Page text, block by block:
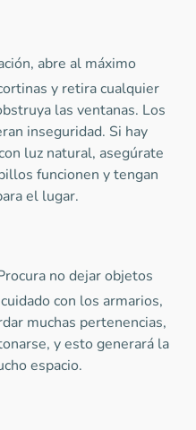
abre al máximo
y retira cualquier
las ventanas. Los
inseguridad. Si hay
luz natural, asegúrate
funcionen y tengan
el lugar.
no dejar objetos
con los armarios,
muchas pertenencias,
y esto generará la
espacio.